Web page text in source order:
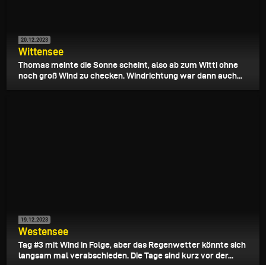
20.12.2023
Wittensee
Thomas meinte die Sonne scheint, also ab zum Witti ohne
noch groß Wind zu checken. Windrichtung war dann auch...
19.12.2023
Westensee
Tag #3 mit Wind in Folge, aber das Regenwetter könnte sich
langsam mal verabschieden. Die Tage sind kurz vor der...